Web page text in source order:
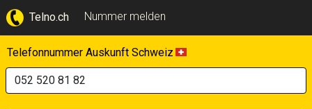
Telno.ch Nummer melden
Telefonnummer Auskunft Schweiz